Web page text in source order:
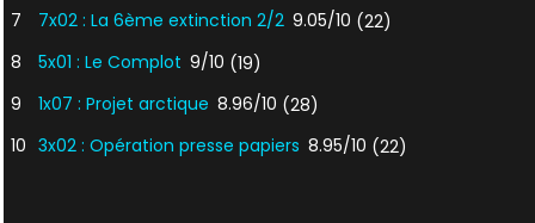
7
7x02 : La 6ème extinction 2/2 9.05/10 (22)
8
5x01 : Le Complot 9/10 (19)
9
1x07 : Projet arctique 8.96/10 (28)
10 3x02 : Opération presse papiers 8.95/10 (22)